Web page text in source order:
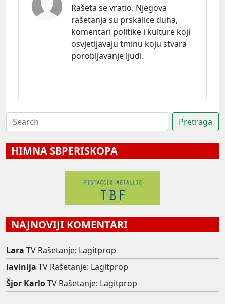
Rašeta se vratio. Njegova
rašetanja su prskalice duha,
komentari politike i kulture koji
osvjetljavaju tminu koju stvara
porobljavanje ljudi.
HIMNA SBPERISKOPA
NAJNOVIJI KOMENTARI
Lara TV Rašetanje: Lagitprop
lavinija TV Rašetanje: Lagitprop
Šjor KarloTV Rašetanje: Lagitprop